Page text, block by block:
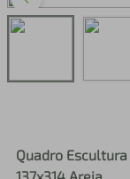
Quadro
perfume